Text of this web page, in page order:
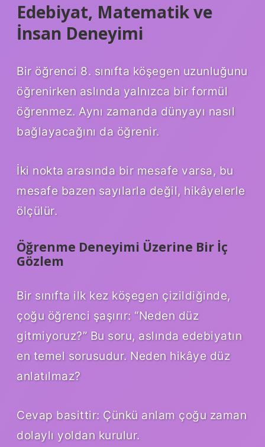
Edebiyat, Matematik ve
İnsan Deneyimi
Bir öğrenci 8. sınıfta köşegen uzunluğunu
öğrenirken aslında yalnızca bir formül
öğrenmez. Aynı zamanda dünyayı nasıl
bağlayacağını da öğrenir.
İki nokta arasında bir mesafe varsa, bu
mesafe bazen sayılarla değil, hikâyelerle
ölçülür.
Öğrenme Deneyimi Üzerine Bir İç
Gözlem
Bir sınıfta ilk kez köşegen çizildiğinde,
çoğu öğrenci şaşırır: “Neden düz
gitmiyoruz?” Bu soru, aslında edebiyatın
en temel sorusudur. Neden hikâye düz
anlatılmaz?
Cevap basittir: Çünkü anlam çoğu zaman
dolaylı yoldan kurulur.